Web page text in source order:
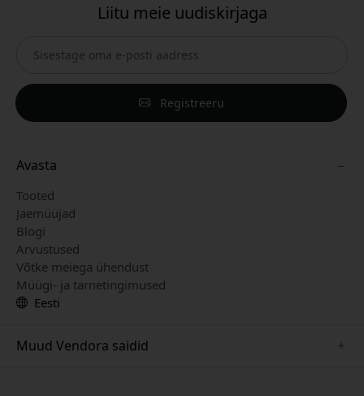
Liitu meie uudiskirjaga
Registreeru
Avasta
Tooted
Jaemüüjad
Blogi
Arvustused
Võtke meiega ühendust
Müügi- ja tarnetingimused
Eesti
Muud Vendora saidid